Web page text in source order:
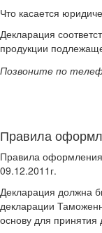
Что касается
Декларация
продукции
Позвоните по
Правила
Правила
09.12.2011г.
Декларация должна
декларации
основу для принятия